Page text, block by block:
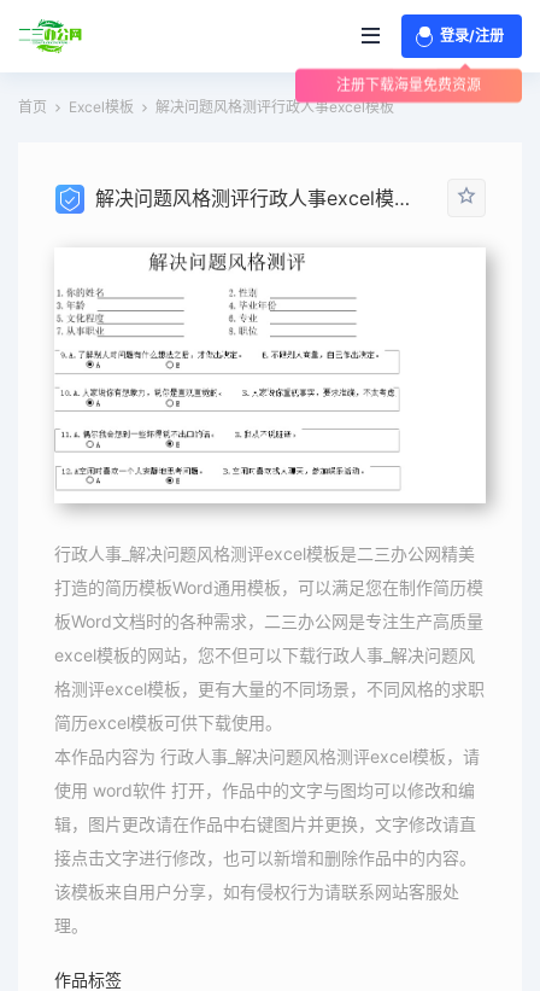
登录/注册
注册下载海量免费资源
首页
Excel模板 解决问题风格测评行政人事excel模板
解决问题风格测评行政人事excel模板
行政人事_解决问题风格测评excel模板是二三办公网精美
打造的简历模板Word通用模板，可以满足您在制作简历模
板Word文档时的各种需求，二三办公网是专注生产高质量
excel模板的网站，您不但可以下载行政人事_解决问题风
格测评excel模板，更有大量的不同场景，不同风格的求职
简历excel模板可供下载使用。
本作品内容为 行政人事_解决问题风格测评excel模板，请
使用 word软件 打开，作品中的文字与图均可以修改和编
辑，图片更改请在作品中右键图片并更换，文字修改请直
接点击文字进行修改，也可以新增和删除作品中的内容。
该模板来自用户分享，如有侵权行为请联系网站客服处
理。
作品标签